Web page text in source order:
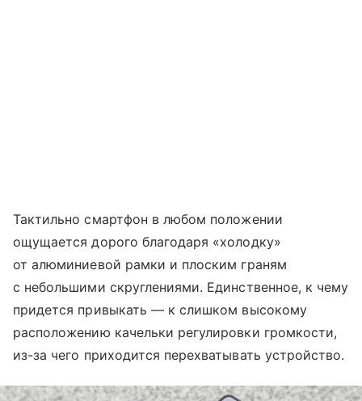
Тактильно смартфон в любом положении
ощущается дорого благодаря «холодку»
от алюминиевой рамки и плоским граням
с небольшими скруглениями. Единственное, к чему
придется привыкать — к слишком высокому
расположению качельки регулировки громкости,
из-за чего приходится перехватывать устройство.